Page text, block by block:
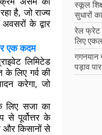
है, जो राज्य
के द्वार
एक कदम
लिमिटेड
के लिए गर्व की
करेगा, जो
लिए सजा का
पूर्वोत्तर के
और किसानों से
स्कूल
सुधारों
रेल फ्रेट
लिए
गगनयान
पड़ाव